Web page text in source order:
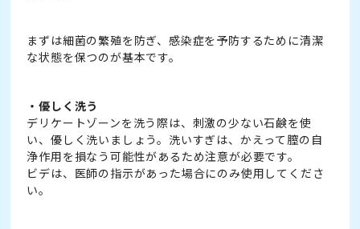
まずは細菌の繁殖を防ぎ、感染症を予防するために清潔
な状態を保つのが基本です。
・優しく洗う
デリケートゾーンを洗う際は、刺激の少ない石鹸を使
い、優しく洗いましょう。洗いすぎは、かえって膣の自
浄作用を損なう可能性があるため注意が必要です。
ビデは、医師の指示があった場合にのみ使用してくださ
い。